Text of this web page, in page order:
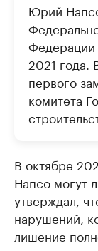
Юрий
Федерации
2021 года.
первого
комитета
В октябре
Напсо могут
утверждал,
нарушений,
лишение